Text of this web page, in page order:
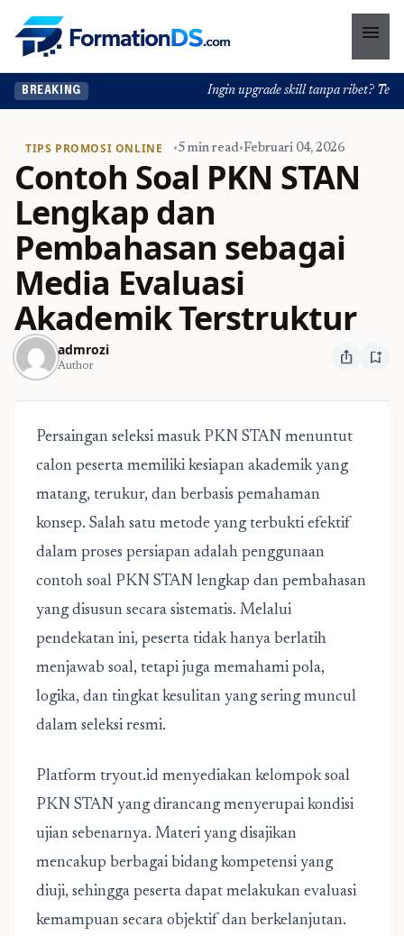
menu
BREAKING Ingin upgrade skill tanpa ribet?
TIPS PROMOSI ONLINE •5 min read•Februari 04, 2026
Contoh Soal PKN STAN
Lengkap dan
Pembahasan sebagai
Media Evaluasi
Akademik Terstruktur
admrozi
Author ios_share bookmark_add
Persaingan seleksi masuk PKN STAN menuntut
calon peserta memiliki kesiapan akademik yang
matang, terukur, dan berbasis pemahaman
konsep. Salah satu metode yang terbukti efektif
dalam proses persiapan adalah penggunaan
contoh soal PKN STAN lengkap dan pembahasan
yang disusun secara sistematis. Melalui
pendekatan ini, peserta tidak hanya berlatih
menjawab soal, tetapi juga memahami pola,
logika, dan tingkat kesulitan yang sering muncul
dalam seleksi resmi.
Platform tryout.id menyediakan kelompok soal
PKN STAN yang dirancang menyerupai kondisi
ujian sebenarnya. Materi yang disajikan
mencakup berbagai bidang kompetensi yang
diuji, sehingga peserta dapat melakukan evaluasi
kemampuan secara objektif dan berkelanjutan.